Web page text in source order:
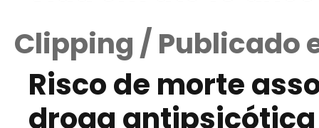
Clipping / Publicado
Risco de morte
droga